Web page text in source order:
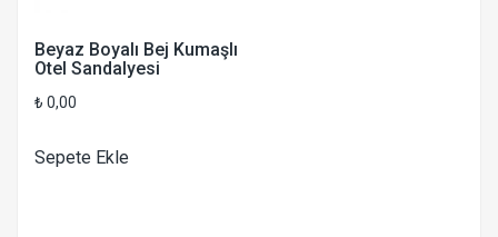
Beyaz Boyalı Bej Kumaşlı
Otel Sandalyesi
₺ 0,00
Sepete Ekle